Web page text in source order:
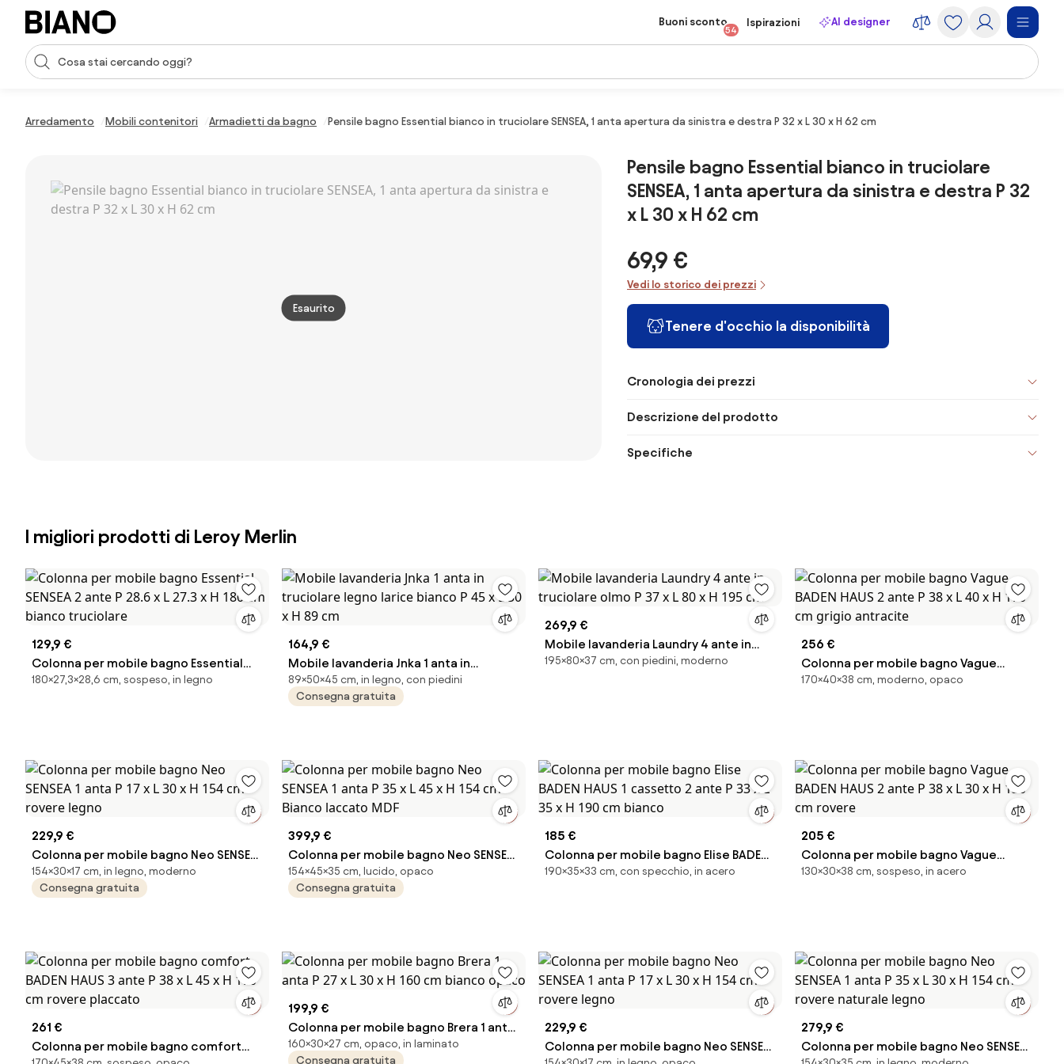
Salta la navigazione, vai al contenuto
Input della ricerca
Buoni sconto
54
Ispirazioni AI designer
Arredamento Mobili contenitori Armadietti da bagno Pensile bagno Essential bianco in truciolare SENSEA, 1 anta apertura da sinistra e destra P 32 x L 30 x H 62 cm
Esaurito
Pensile bagno Essential bianco in truciolare
SENSEA, 1 anta apertura da sinistra e destra P 32
x L 30 x H 62 cm
69,9 €
Vedi lo storico dei prezzi
Tenere d'occhio la disponibilità
Cronologia dei prezzi
Descrizione del prodotto
Specifiche
I migliori prodotti di Leroy Merlin
129,9 €
Colonna per mobile bagno Essential
SENSEA 2 ante P 28.6 x L 27.3 x H 180 cm
180×27,3×28,6 cm, sospeso, in legno
164,9 €
Mobile lavanderia Jnka 1 anta in
truciolare legno larice bianco P 45 x L
50 x H 89 cm
89×50×45 cm, in legno, con piedini
Consegna gratuita
269,9 €
Mobile lavanderia Laundry 4 ante in
truciolare olmo P 37 x L 80 x H 195 cm
195×80×37 cm, con piedini, moderno
256 €
Colonna per mobile bagno Vague
BADEN HAUS 2 ante P 38 x L 40 x H 170
170×40×38 cm, moderno, opaco
229,9 €
Colonna per mobile bagno Neo SENSEA
1 anta P 17 x L 30 x H 154 cm rovere
legno
154×30×17 cm, in legno, moderno
Consegna gratuita
399,9 €
Colonna per mobile bagno Neo SENSEA
1 anta P 35 x L 45 x H 154 cm Bianco
laccato MDF
154×45×35 cm, lucido, opaco
Consegna gratuita
185 €
Colonna per mobile bagno Elise BADEN
HAUS 1 cassetto 2 ante P 33 x L 35 x H
190×35×33 cm, con specchio, in acero
205 €
Colonna per mobile bagno Vague
BADEN HAUS 2 ante P 38 x L 30 x H 130 cm
130×30×38 cm, sospeso, in acero
261 €
Colonna per mobile bagno comfort
199,9 €
Colonna per mobile bagno Brera 1 anta
P 27 x L 30 x H 160 cm bianco opaco
160×30×27 cm, opaco, in laminato
Consegna gratuita
229,9 €
Colonna per mobile bagno Neo SENSEA
279,9 €
Colonna per mobile bagno Neo SENSEA